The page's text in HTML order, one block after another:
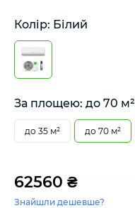
Колір: Білий
За площею: до 70 м²
до 35 м² до 70 м²
62560 ₴
Знайшли дешевше?